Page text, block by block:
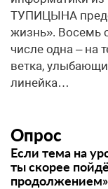
ТУПИЦЫНА
жизнь». Восемь
числе одна – на
ветка,
линейка…
Опрос
Если тема на
ты скорее